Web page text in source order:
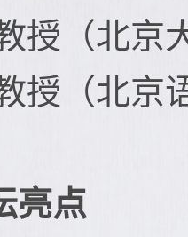
授（北京
授（北京
亮点